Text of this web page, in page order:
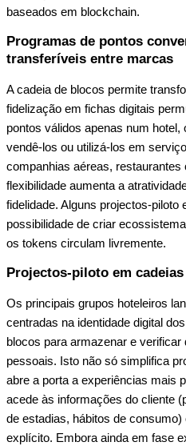
baseados em blockchain.
Programas de pontos
transferíveis entre marcas
A cadeia de blocos permite
fidelização em fichas digitais
pontos válidos apenas num hotel,
vendê-los ou utilizá-los em
companhias aéreas,
flexibilidade aumenta a
fidelidade. Alguns projectos-piloto
possibilidade de criar
os tokens circulam livremente.
Projectos-piloto em
Os principais grupos hoteleiros
centradas na identidade digital
blocos para armazenar e
pessoais. Isto não só simplifica
abre a porta a experiências mais
acede às informações do cliente
de estadias, hábitos de
explícito. Embora ainda em fase